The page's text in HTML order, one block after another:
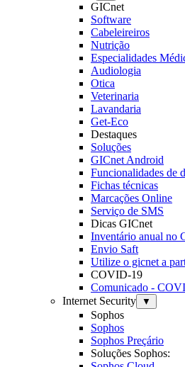
GICnet
Software
Cabeleireiros
Nutrição
Especialidades
Audiologia
Otica
Veterinaria
Lavandaria
Get-Eco
Destaques
Soluções
GICnet Android
Funcionalidades de
Fichas técnicas
Marcações Online
Serviço de SMS
Dicas GICnet
Inventário anual no
Envio Saft
Utilize o gicnet a
COVID-19
Comunicado -
Internet Security
▼
Sophos
Sophos
Sophos Preçário
Soluções Sophos: